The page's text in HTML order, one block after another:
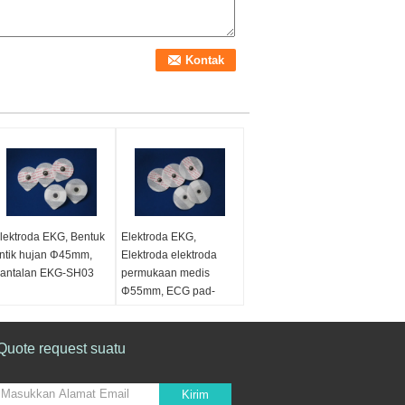
EKG, Bentuk
hujan Φ45mm,
EKG-SH03
Elektroda EKG,
Elektroda elektroda
permukaan medis
Φ55mm, ECG pad-
request suatu
Kirim